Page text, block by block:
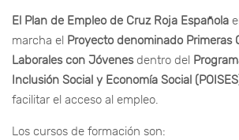
El Plan de Empleo de Cruz Roja Española
marcha el Proyecto denominado Primeras
Laborales con Jóvenes dentro del
Inclusión Social y Economía Social
facilitar el acceso al empleo.
Los cursos de formación son: